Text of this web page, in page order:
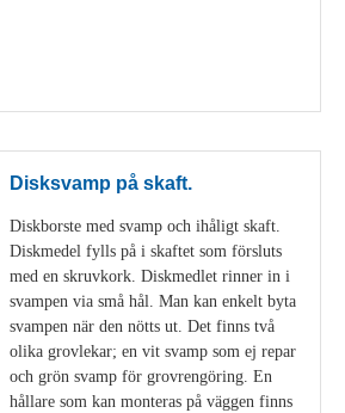
Disksvamp på skaft.
Diskborste med svamp och ihåligt skaft.
Diskmedel fylls på i skaftet som försluts
med en skruvkork. Diskmedlet rinner in i
svampen via små hål. Man kan enkelt byta
svampen när den nötts ut. Det finns två
olika grovlekar; en vit svamp som ej repar
och grön svamp för grovrengöring. En
hållare som kan monteras på väggen finns